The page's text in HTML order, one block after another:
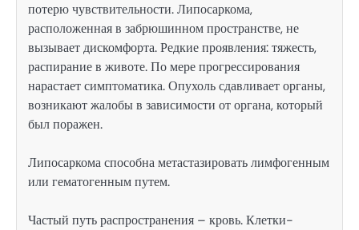
потерю чувствительности. Липосаркома,
расположенная в забрюшинном пространстве, не
вызывает дискомфорта. Редкие проявления: тяжесть,
распирание в животе. По мере прогрессирования
нарастает симптоматика. Опухоль сдавливает органы,
возникают жалобы в зависимости от органа, который
был поражен.
Липосаркома способна метастазировать лимфогенным
или гематогенным путем.
Частый путь распространения – кровь. Клетки-